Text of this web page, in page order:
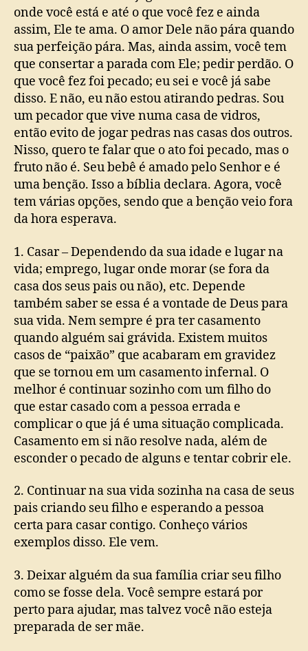
onde você está e até o que você fez e ainda
assim, Ele te ama. O amor Dele não pára quando
sua perfeição pára. Mas, ainda assim, você tem
que consertar a parada com Ele; pedir perdão. O
que você fez foi pecado; eu sei e você já sabe
disso. E não, eu não estou atirando pedras. Sou
um pecador que vive numa casa de vidros,
então evito de jogar pedras nas casas dos outros.
Nisso, quero te falar que o ato foi pecado, mas o
fruto não é. Seu bebê é amado pelo Senhor e é
uma benção. Isso a bíblia declara. Agora, você
tem várias opções, sendo que a benção veio fora
da hora esperava.
1. Casar – Dependendo da sua idade e lugar na
vida; emprego, lugar onde morar (se fora da
casa dos seus pais ou não), etc. Depende
também saber se essa é a vontade de Deus para
sua vida. Nem sempre é pra ter casamento
quando alguém sai grávida. Existem muitos
casos de “paixão” que acabaram em gravidez
que se tornou em um casamento infernal. O
melhor é continuar sozinho com um filho do
que estar casado com a pessoa errada e
complicar o que já é uma situação complicada.
Casamento em si não resolve nada, além de
esconder o pecado de alguns e tentar cobrir ele.
2. Continuar na sua vida sozinha na casa de seus
pais criando seu filho e esperando a pessoa
certa para casar contigo. Conheço vários
exemplos disso. Ele vem.
3. Deixar alguém da sua família criar seu filho
como se fosse dela. Você sempre estará por
perto para ajudar, mas talvez você não esteja
preparada de ser mãe.